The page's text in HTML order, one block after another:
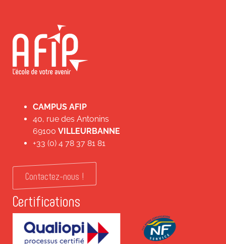
CAMPUS AFIP
40, rue des Antonins
69100 VILLEURBANNE
+33 (0) 4 78 37 81 81
Contactez-nous !
Certifications